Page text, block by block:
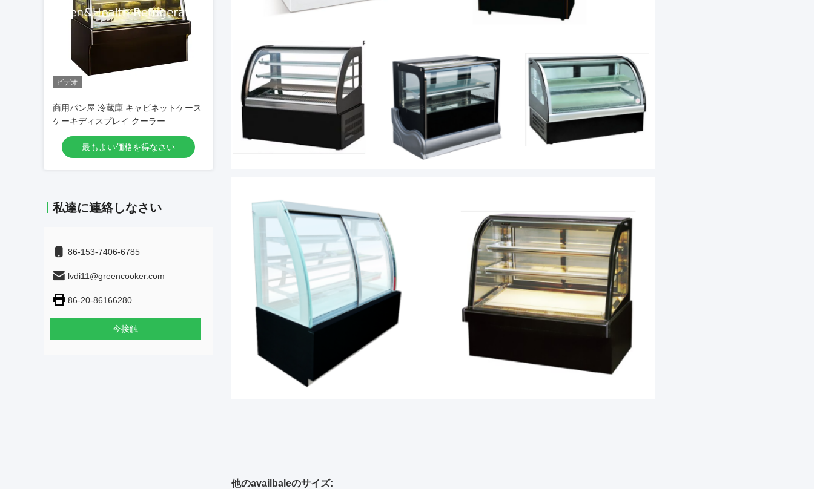
ビデオ
商用パン屋 冷蔵庫 キャビネットケース
ケーキディスプレイ クーラー
最もよい価格を得なさい
私達に連絡しなさい
86-153-7406-6785
lvdi11@greencooker.com
86-20-86166280
今接触
他のavailbaleのサイズ: